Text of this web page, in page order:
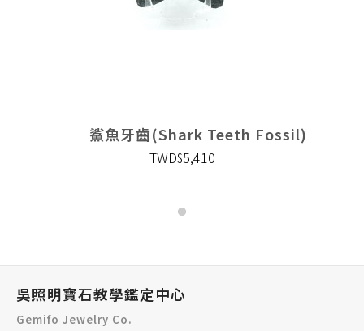
鯊魚牙齒(Shark Teeth Fossil)
TWD$5,410
吳照明寶石教學鑑定中心
Gemifo Jewelry Co.